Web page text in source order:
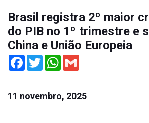
Brasil registra 2º maior
do PIB no 1º trimestre e
China e União Europeia
Facebook
TwitterWhatsApp
11 novembro, 2025